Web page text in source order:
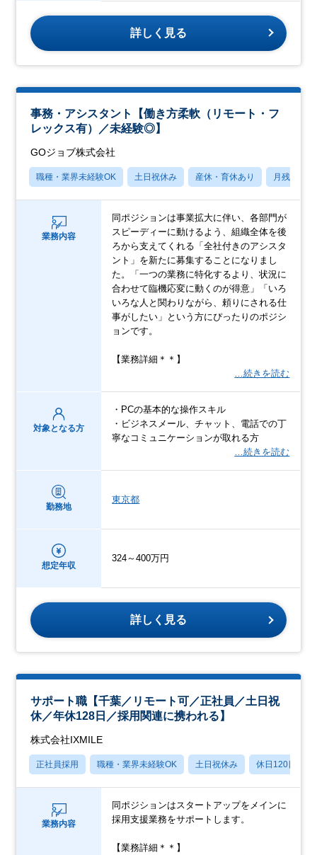
詳しく見る
事務・アシスタント【働き方柔軟（リモート・フ
レックス有）／未経験◎】
GOジョブ株式会社
職種・業界未経験OK 土日祝休み 産休・育休あり 月残業20
業務内容
同ポジションは事業拡大に伴い、各部門が
スピーディーに動けるよう、組織全体を後
ろから支えてくれる「全社付きのアシスタ
ント」を新たに募集することになりまし
た。「一つの業務に特化するより、状況に
合わせて臨機応変に動くのが得意」「いろ
いろな人と関わりながら、頼りにされる仕
事がしたい」という方にぴったりのポジシ
ョンです。
【業務詳細＊＊】
…続きを読む
対象となる方
・PCの基本的な操作スキル
・ビジネスメール、チャット、電話での丁
寧なコミュニケーションが取れる方
…続きを読む
勤務地
東京都
想定年収
324～400万円
詳しく見る
サポート職【千葉／リモート可／正社員／土日祝
休／年休128日／採用関連に携われる】
株式会社IXMILE
正社員採用 職種・業界未経験OK 土日祝休み 休日120日以上
業務内容
同ポジションはスタートアップをメインに
採用支援業務をサポートします。
【業務詳細＊＊】